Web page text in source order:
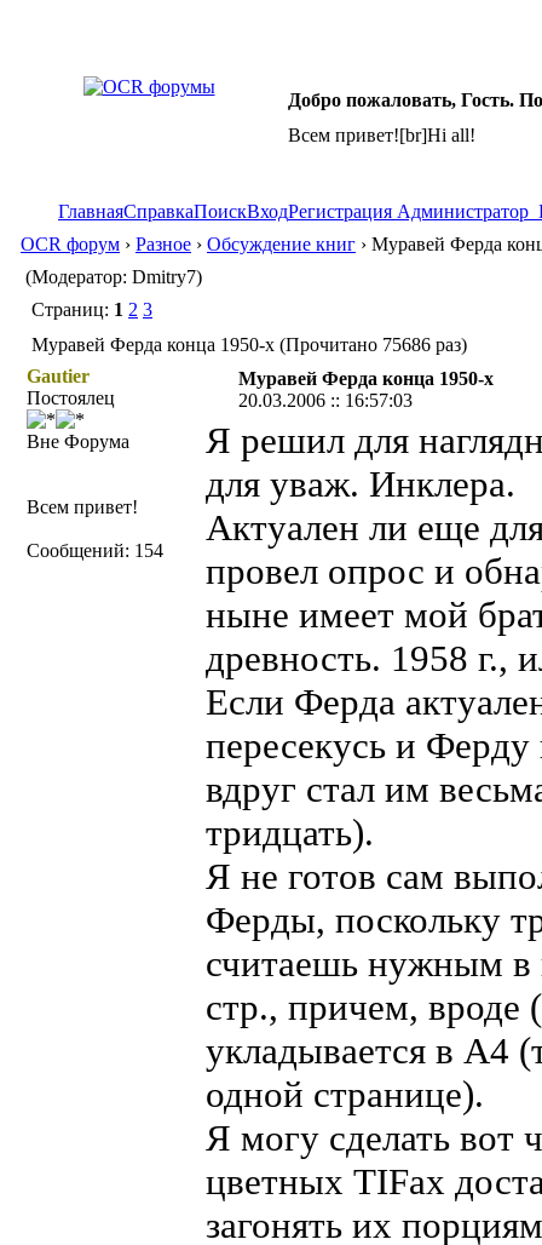
Добро пожаловать, Гость.
Всем привет![br]Hi all!
ГлавнаяСправкаПоискВходРегистрация Администратор
OCR форум › Разное › Обсуждение книг › Муравей Ферда
(Модератор: Dmitry7)
Страниц: 1 2 3
Муравей Ферда конца 1950-х (Прочитано 75686 раз)
Gautier
Постоялец
Вне Форума
Всем привет!
Сообщений: 154
Муравей Ферда конца 1950-х
20.03.2006 :: 16:57:03
Я решил для
для уваж. Инклера.
Актуален ли еще
провел опрос и
ныне имеет мой
древность. 1958 г.,
Если Ферда
пересекусь и
вдруг стал им
тридцать).
Я не готов сам
Ферды, поскольку
считаешь нужным в
стр., причем, вроде
укладывается в А4
одной странице).
Я могу сделать вот
цветных TIFах
загонять их